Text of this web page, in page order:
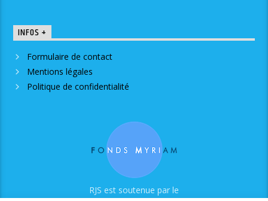
INFOS +
Formulaire de contact
Mentions légales
Politique de confidentialité
RJS est soutenue par le